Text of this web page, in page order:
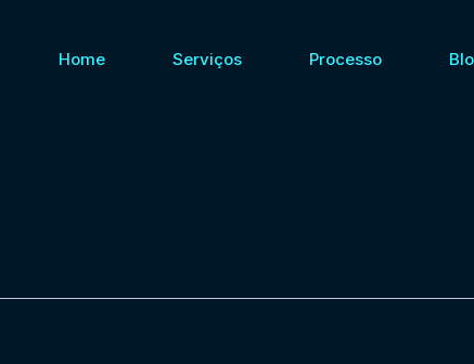
Home Serviços Processo